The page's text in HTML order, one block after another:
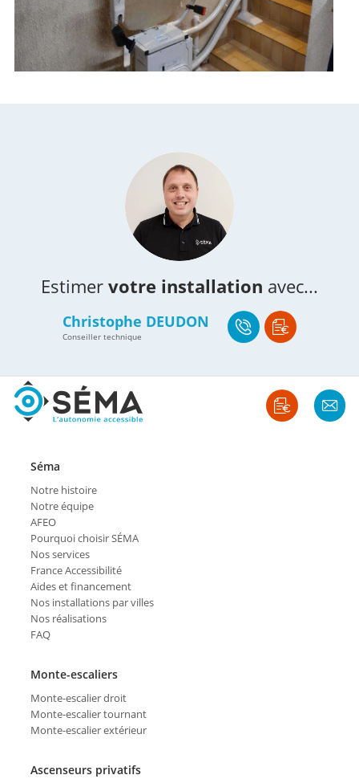
Estimer votre installation avec...
Christophe DEUDON
Conseiller technique
Séma
Notre histoire
Notre équipe
AFEO
Pourquoi choisir SÉMA
Nos services
France Accessibilité
Aides et financement
Nos installations par villes
Nos réalisations
FAQ
Monte-escaliers
Monte-escalier droit
Monte-escalier tournant
Monte-escalier extérieur
Ascenseurs privatifs